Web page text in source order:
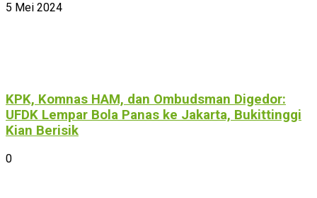
5 Mei 2024
KPK, Komnas HAM, dan Ombudsman Digedor:
UFDK Lempar Bola Panas ke Jakarta, Bukittinggi
Kian Berisik
0